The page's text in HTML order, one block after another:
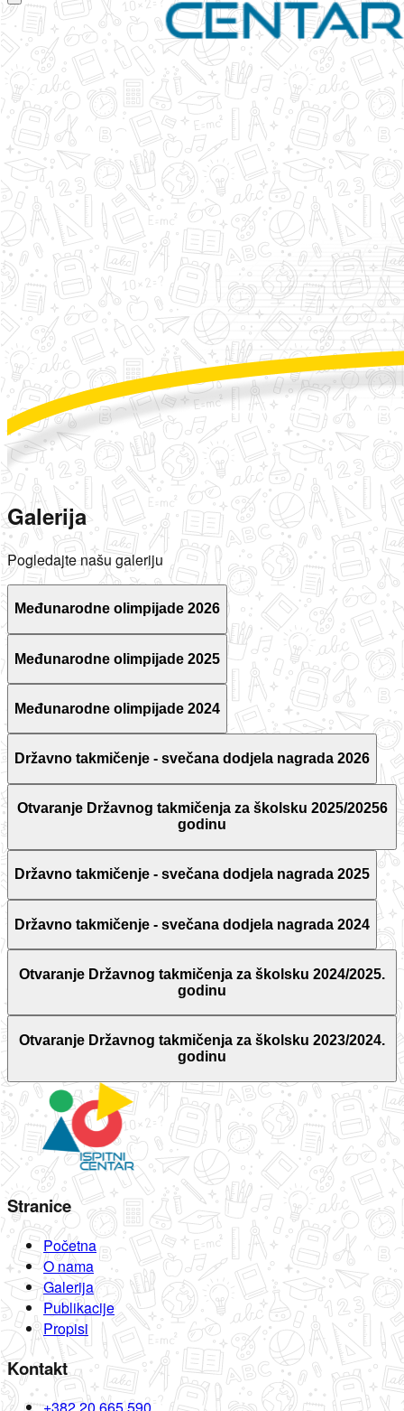
Galerija
Pogledajte našu galeriju
Međunarodne olimpijade 2026
Međunarodne olimpijade 2025
Međunarodne olimpijade 2024
Državno takmičenje - svečana dodjela nagrada 2026
Otvaranje Državnog takmičenja za školsku 2025/20256
godinu
Državno takmičenje - svečana dodjela nagrada 2025
Državno takmičenje - svečana dodjela nagrada 2024
Otvaranje Državnog takmičenja za školsku 2024/2025.
godinu
Otvaranje Državnog takmičenja za školsku 2023/2024.
godinu
Stranice
Početna
O nama
Galerija
Publikacije
Propisi
Kontakt